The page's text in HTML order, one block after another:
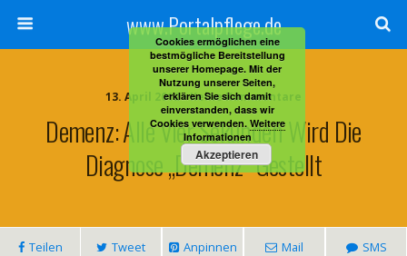
www.Portalpflege.de
13. April 2012 • Keine Kommentare
Demenz: Alle Vier Sekunden Wird Die
Diagnose „Demenz“ Gestellt
Teilen Tweet Anpinnen Mail SMS
Cookies ermöglichen eine
bestmögliche Bereitstellung
unserer Homepage. Mit der
Nutzung unserer Seiten,
erklären Sie sich damit
einverstanden, dass wir
Cookies verwenden. Weitere
Informationen
Akzeptieren